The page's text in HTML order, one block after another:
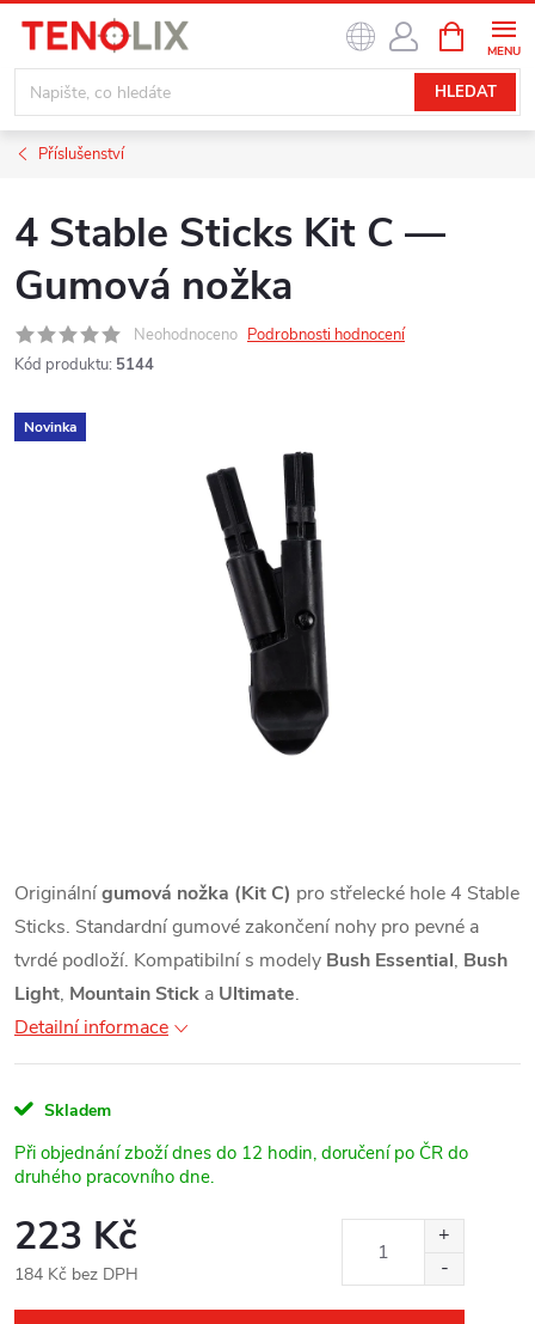
obsah
HLEDAT
NÁKUPNÍ
KOŠÍK
Příslušenství
4 Stable Sticks Kit C —
Gumová nožka
Neohodnoceno Podrobnosti hodnocení
Kód produktu: 5144
Novinka
Originálnígumová nožka (Kit C) pro střelecké hole 4 Stable
Sticks. Standardní gumové zakončení nohy pro pevné a
tvrdé podloží. Kompatibilní s modely Bush Essential, Bush
Light, Mountain Stick a Ultimate.
Detailní informace
Skladem
Při objednání zboží dnes do 12 hodin, doručení po ČR do
druhého pracovního dne.
223 Kč
184 Kč bez DPH